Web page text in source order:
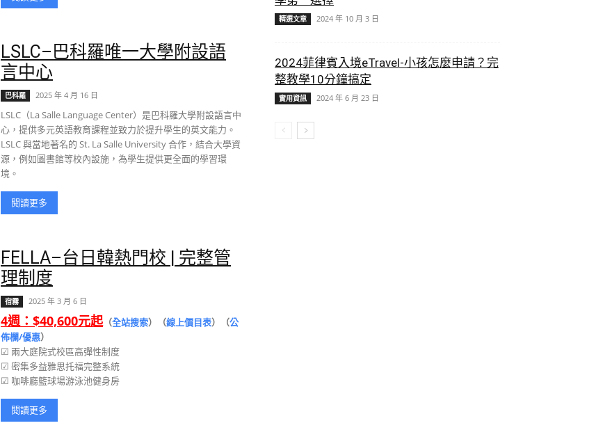
LSLC–巴科羅唯一大學附設語
言中心
巴科羅 2025 年 4 月 16 日
LSLC（La Salle Language Center）是巴科羅大學附設語言中
心，提供多元英語教育課程並致力於提升學生的英文能力。
LSLC 與當地著名的 St. La Salle University 合作，結合大學資
源，例如圖書館等校內設施，為學生提供更全面的學習環
境。
閱讀更多
FELLA–台日韓熱門校 | 完整管
理制度
宿霧 2025 年 3 月 6 日
4週：$40,600元起（全站搜索）（線上價目表）（公
佈欄/優惠）
☑ 兩大庭院式校區高彈性制度
☑ 密集多益雅思托福完整系統
☑ 咖啡廳籃球場游泳池健身房
閱讀更多
精選文章 2024 年 10 月 3 日
2024菲律賓入境eTravel-小孩怎麼申請？完
整教學10分鐘搞定
實用資訊 2024 年 6 月 23 日